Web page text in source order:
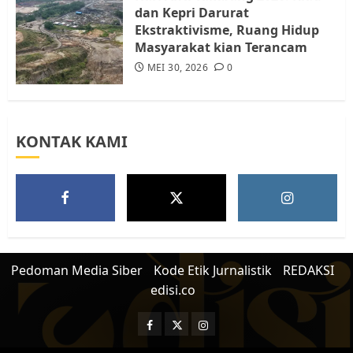
dan Kepri Darurat
Ekstraktivisme, Ruang Hidup
Masyarakat kian Terancam
MEI 30, 2026 0
KONTAK KAMI
Pedoman Media Siber Kode Etik Jurnalistik
REDAKSI
edisi.co
Facebook
TwitterInstagram